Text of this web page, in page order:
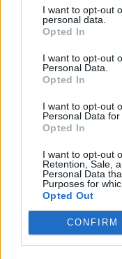
I want to opt-out
personal data.
Opted In
I want to opt-out
Personal Data.
Opted In
I want to opt-out
Personal Data for
Opted In
I want to opt-out
Retention, Sale,
Personal Data
Purposes for
Opted Out
CONFIRM
Τα ιρανικά σκάφη
ελικόπτερα
αμερικανικές
Ανατολή.
Δεν υπάρχει
Πολεμικό
Κούπερ. «Αν
κάποιον τρόπο
έχουμε μια πολύ
αυτή τη
επίπεδα που
αεροσκάφη,